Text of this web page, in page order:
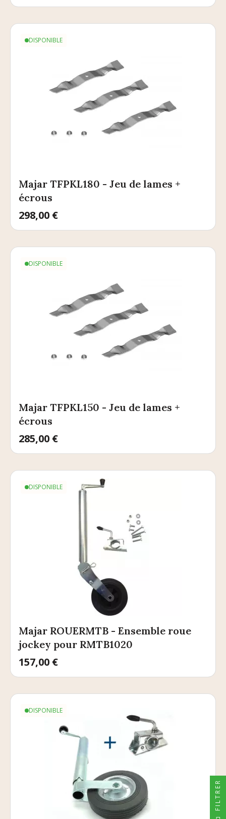
DISPONIBLE
Majar TFPKL180 - Jeu de lames +
écrous
Prix
298,00 €
DISPONIBLE
Majar TFPKL150 - Jeu de lames +
écrous
Prix
285,00 €
DISPONIBLE
Majar ROUERMTB - Ensemble roue
jockey pour RMTB1020
Prix
157,00 €
DISPONIBLE
FILTRER